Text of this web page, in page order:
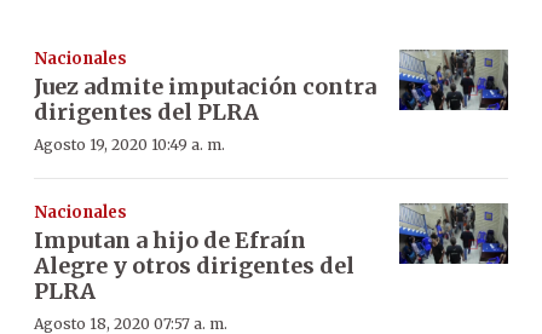
Nacionales
Juez admite imputación contra
dirigentes del PLRA
Agosto 19, 2020 10:49 a. m.
Nacionales
Imputan a hijo de Efraín
Alegre y otros dirigentes del
PLRA
Agosto 18, 2020 07:57 a. m.